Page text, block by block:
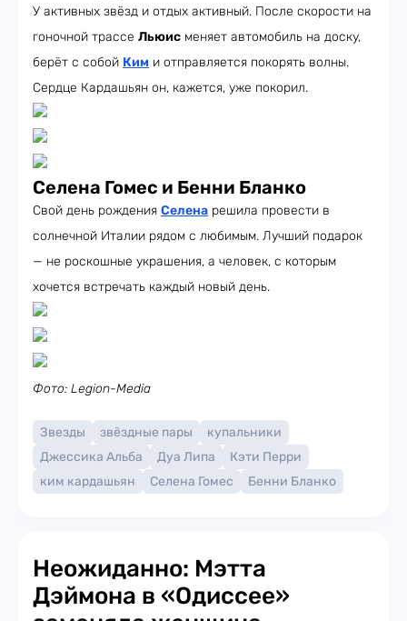
У активных звёзд и отдых активный. После скорости на
гоночной трассе Льюис меняет автомобиль на доску,
берёт с собой Ким и отправляется покорять волны.
Сердце Кардашьян он, кажется, уже покорил.
Селена Гомес и Бенни Бланко
Свой день рождения Селена решила провести в
солнечной Италии рядом с любимым. Лучший подарок
— не роскошные украшения, а человек, с которым
хочется встречать каждый новый день.
Фото: Legion-Media
Звезды звёздные пары
купальники
Джессика Альба
Дуа Липа
Кэти Перри
ким кардашьян
Селена Гомес Бенни Бланко
Неожиданно: Мэтта
Дэймона в «Одиссее»